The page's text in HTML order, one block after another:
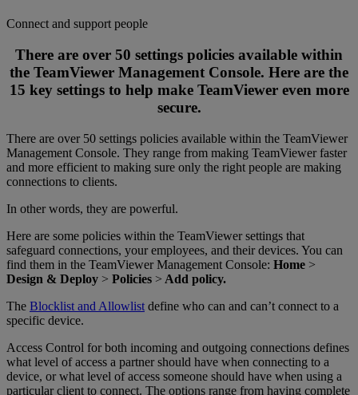
Connect and support people
There are over 50 settings policies available within
the TeamViewer Management Console. Here are the
15 key settings to help make TeamViewer even more
secure.
There are over 50 settings policies available within the TeamViewer
Management Console. They range from making TeamViewer faster
and more efficient to making sure only the right people are making
connections to clients.
In other words, they are powerful.
Here are some policies within the TeamViewer settings that
safeguard connections, your employees, and their devices. You can
find them in the TeamViewer Management Console: Home >
Design & Deploy > Policies > Add policy.
The Blocklist and Allowlist define who can and can’t connect to a
specific device.
Access Control for both incoming and outgoing connections defines
what level of access a partner should have when connecting to a
device, or what level of access someone should have when using a
particular client to connect. The options range from having complete